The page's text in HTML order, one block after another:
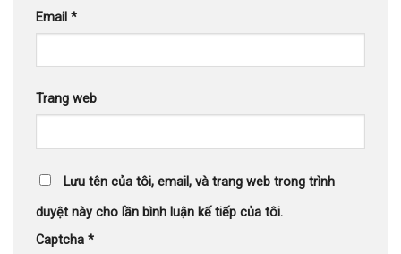
Email *
Trang web
Lưu tên của tôi, email, và trang web trong trình
duyệt này cho lần bình luận kế tiếp của tôi.
Captcha *